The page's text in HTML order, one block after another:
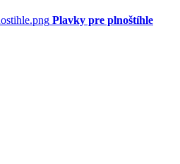
Plavky pre plnoštíhle